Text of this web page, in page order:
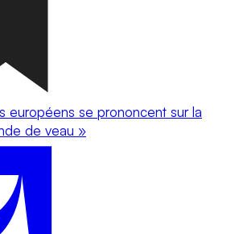
européens se prononcent sur la
de veau »